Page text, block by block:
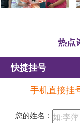
热点
快捷挂号
手机直接挂
您的姓名：